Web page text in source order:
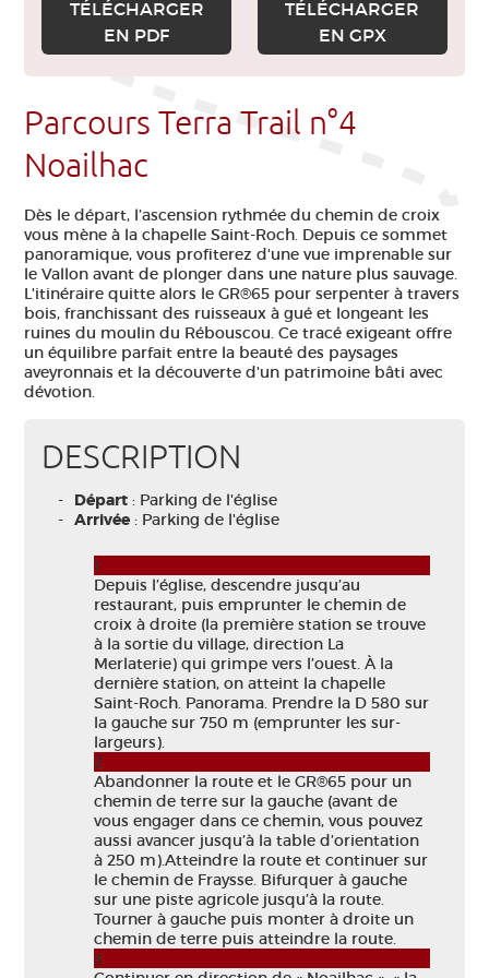
TÉLÉCHARGER
EN PDF
TÉLÉCHARGER
EN GPX
Parcours Terra Trail n°4
Noailhac
Dès le départ, l’ascension rythmée du chemin de croix
vous mène à la chapelle Saint-Roch. Depuis ce sommet
panoramique, vous profiterez d'une vue imprenable sur
le Vallon avant de plonger dans une nature plus sauvage.
L'itinéraire quitte alors le GR®65 pour serpenter à travers
bois, franchissant des ruisseaux à gué et longeant les
ruines du moulin du Rébouscou. Ce tracé exigeant offre
un équilibre parfait entre la beauté des paysages
aveyronnais et la découverte d'un patrimoine bâti avec
dévotion.
DESCRIPTION
Départ : Parking de l'église
Arrivée : Parking de l'église
1
Depuis l’église, descendre jusqu’au
restaurant, puis emprunter le chemin de
croix à droite (la première station se trouve
à la sortie du village, direction La
Merlaterie) qui grimpe vers l’ouest. À la
dernière station, on atteint la chapelle
Saint-Roch. Panorama. Prendre la D 580 sur
la gauche sur 750 m (emprunter les sur-
largeurs).
2
Abandonner la route et le GR®65 pour un
chemin de terre sur la gauche (avant de
vous engager dans ce chemin, vous pouvez
aussi avancer jusqu’à la table d’orientation
à 250 m).Atteindre la route et continuer sur
le chemin de Fraysse. Bifurquer à gauche
sur une piste agricole jusqu’à la route.
Tourner à gauche puis monter à droite un
chemin de terre puis atteindre la route.
3